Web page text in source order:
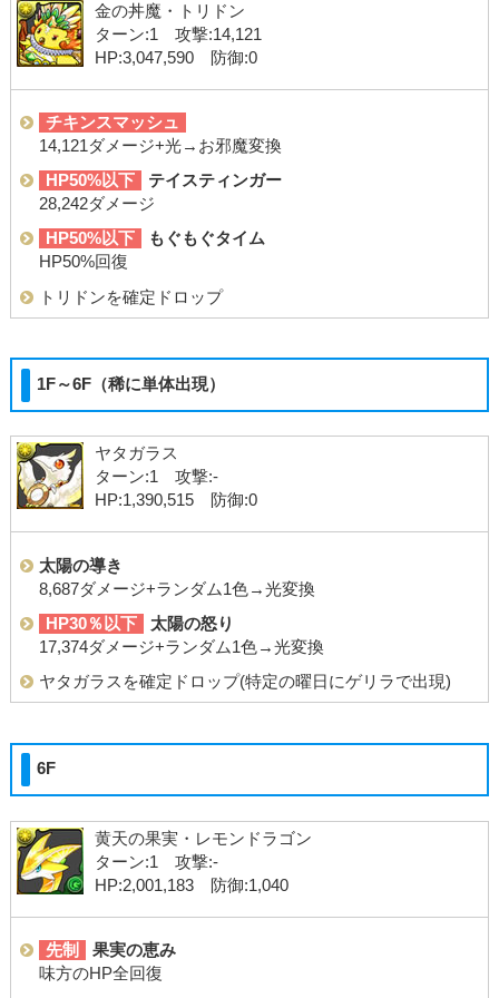
金の丼魔・トリドン
ターン:1 攻撃:14,121
HP:3,047,590 防御:0
チキンスマッシュ
14,121ダメージ+光→お邪魔変換
HP50%以下
テイスティンガー
28,242ダメージ
HP50%以下
もぐもぐタイム
HP50%回復
トリドンを確定ドロップ
1F～6F（稀に単体出現）
ヤタガラス
ターン:1 攻撃:-
HP:1,390,515 防御:0
太陽の導き
8,687ダメージ+ランダム1色→光変換
HP30％以下
太陽の怒り
17,374ダメージ+ランダム1色→光変換
ヤタガラスを確定ドロップ(特定の曜日にゲリラで出現)
6F
黄天の果実・レモンドラゴン
ターン:1 攻撃:-
HP:2,001,183 防御:1,040
先制
果実の恵み
味方のHP全回復